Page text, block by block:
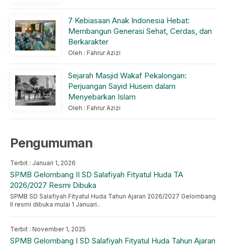
7 Kebiasaan Anak Indonesia Hebat:
Membangun Generasi Sehat, Cerdas, dan
Berkarakter
Oleh : Fahrur Azizi
Sejarah Masjid Wakaf Pekalongan:
Perjuangan Sayid Husein dalam
Menyebarkan Islam
Oleh : Fahrur Azizi
Pengumuman
Terbit : Januari 1, 2026
SPMB Gelombang II SD Salafiyah Fityatul Huda TA
2026/2027 Resmi Dibuka
SPMB SD Salafiyah Fityatul Huda Tahun Ajaran 2026/2027 Gelombang
II resmi dibuka mulai 1 Januari..
Terbit : November 1, 2025
SPMB Gelombang I SD Salafiyah Fityatul Huda Tahun Ajaran